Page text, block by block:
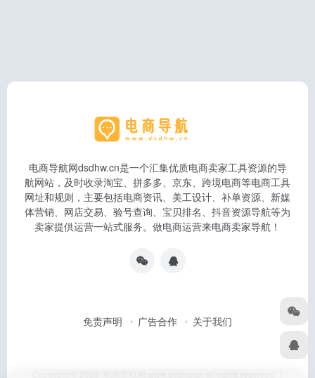
电商导航网dsdhw.cn是一个汇集优质电商卖家工具资源的导
航网站，及时收录淘宝、拼多多、京东、跨境电商等电商工具
网址和规则，主要包括电商资讯、美工设计、补单资源、新媒
体营销、网店交易、验号查询、宝贝排名、抖音资源导航等为
卖家提供运营一站式服务。做电商运营来电商卖家导航！
免责声明 广告合作 关于我们